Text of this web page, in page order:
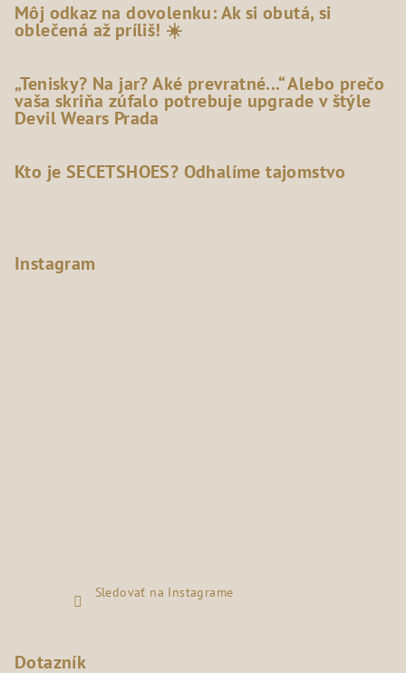
Môj odkaz na dovolenku: Ak si obutá, si
oblečená až príliš! ☀️
„Tenisky? Na jar? Aké prevratné...“ Alebo prečo
vaša skriňa zúfalo potrebuje upgrade v štýle
Devil Wears Prada
Kto je SECETSHOES? Odhalíme tajomstvo
Instagram
Sledovať na Instagrame
Dotazník